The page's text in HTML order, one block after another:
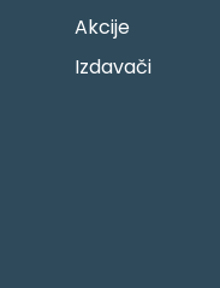
Akcije
Izdavači